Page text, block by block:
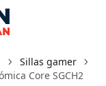
Sillas gamer
Core SGCH2